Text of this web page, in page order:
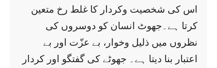
اس کی شخصیت وکردار کا غلط رخ متعین
کرتا ہے۔جھوٹ انسان کو دوسروں کی
نظروں میں ذلیل وخوار، بے عزّت اور بے
اعتبار بنا دیتا ہے۔ جھوٹے کی گفتگو اور کردار